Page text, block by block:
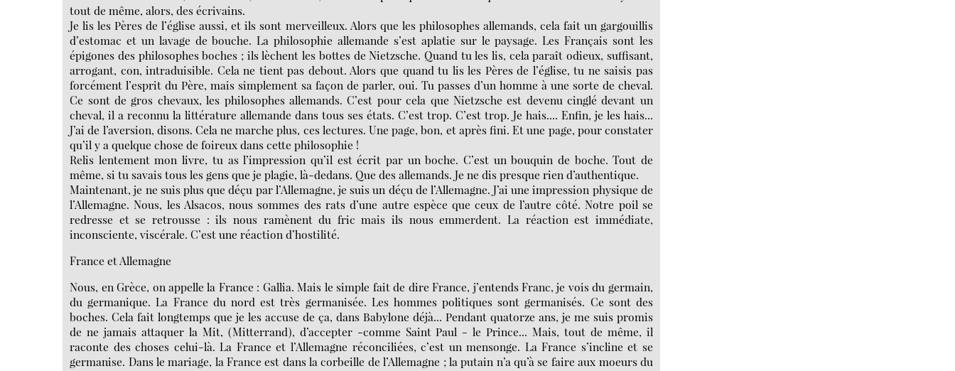
tout de même, alors, des écrivains.
Je lis les Pères de l’église aussi, et ils sont merveilleux. Alors que les philosophes allemands, cela fait un gargouillis
d’estomac et un lavage de bouche. La philosophie allemande s’est aplatie sur le paysage. Les Français sont les
épigones des philosophes boches ; ils lèchent les bottes de Nietzsche. Quand tu les lis, cela paraît odieux, suffisant,
arrogant, con, intraduisible. Cela ne tient pas debout. Alors que quand tu lis les Pères de l’église, tu ne saisis pas
forcément l’esprit du Père, mais simplement sa façon de parler, oui. Tu passes d’un homme à une sorte de cheval.
Ce sont de gros chevaux, les philosophes allemands. C’est pour cela que Nietzsche est devenu cinglé devant un
cheval, il a reconnu la littérature allemande dans tous ses états. C’est trop. C’est trop. Je hais.... Enfin, je les hais...
J’ai de l’aversion, disons. Cela ne marche plus, ces lectures. Une page, bon, et après fini. Et une page, pour constater
qu’il y a quelque chose de foireux dans cette philosophie !
Relis lentement mon livre, tu as l’impression qu’il est écrit par un boche. C’est un bouquin de boche. Tout de
même, si tu savais tous les gens que je plagie, là-dedans. Que des allemands. Je ne dis presque rien d’authentique.
Maintenant, je ne suis plus que déçu par l’Allemagne, je suis un déçu de l’Allemagne. J’ai une impression physique de
l’Allemagne. Nous, les Alsacos, nous sommes des rats d’une autre espèce que ceux de l’autre côté. Notre poil se
redresse et se retrousse : ils nous ramènent du fric mais ils nous emmerdent. La réaction est immédiate,
inconsciente, viscérale. C’est une réaction d’hostilité.
France et Allemagne
Nous, en Grèce, on appelle la France : Gallia. Mais le simple fait de dire France, j’entends Franc, je vois du germain,
du germanique. La France du nord est très germanisée. Les hommes politiques sont germanisés. Ce sont des
boches. Cela fait longtemps que je les accuse de ça, dans Babylone déjà... Pendant quatorze ans, je me suis promis
de ne jamais attaquer la Mit, (Mitterrand), d’accepter -comme Saint Paul - le Prince... Mais, tout de même, il
raconte des choses celui-là. La France et l’Allemagne réconciliées, c’est un mensonge. La France s’incline et se
germanise. Dans le mariage, la France est dans la corbeille de l’Allemagne ; la putain n’a qu’à se faire aux moeurs du